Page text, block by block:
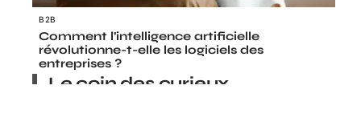
B2B
Comment l’intelligence artificielle
révolutionne-t-elle les logiciels des
entreprises ?
Le coin des curieux